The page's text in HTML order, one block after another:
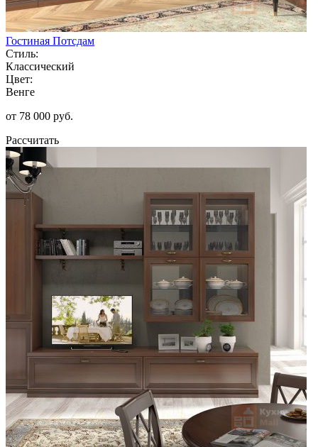
Гостиная Потсдам
Стиль:
Классический
Цвет:
Венге
от 78 000 руб.
Рассчитать